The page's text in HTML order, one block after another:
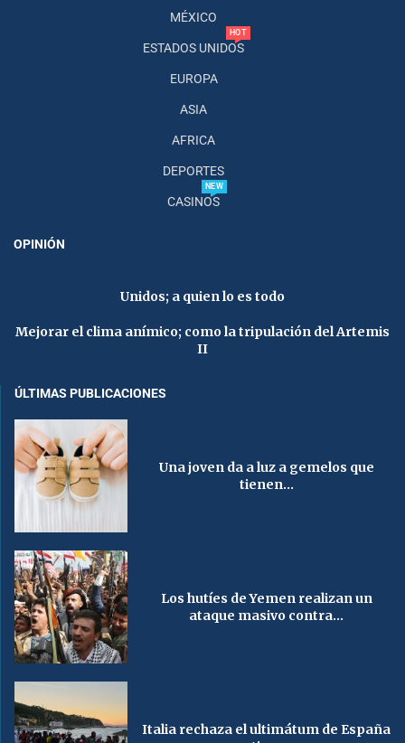
MÉXICO
ESTADOS UNIDOS
HOT
EUROPA
ASIA
AFRICA
DEPORTES
CASINOS
NEW
OPINIÓN
Unidos; a quien lo es todo
Mejorar el clima anímico; como la tripulación del Artemis
II
ÚLTIMAS PUBLICACIONES
Una joven da a luz a gemelos que
tienen...
Los hutíes de Yemen realizan un
ataque masivo contra...
Italia rechaza el ultimátum de España